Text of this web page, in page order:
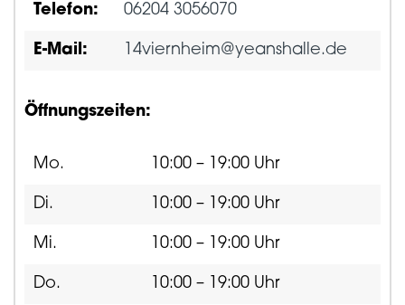
Telefon: 06204 3056070
E-Mail: 14viernheim@yeanshalle.de
Öffnungszeiten:
Mo. 10:00 – 19:00 Uhr
Di. 10:00 – 19:00 Uhr
Mi. 10:00 – 19:00 Uhr
Do. 10:00 – 19:00 Uhr